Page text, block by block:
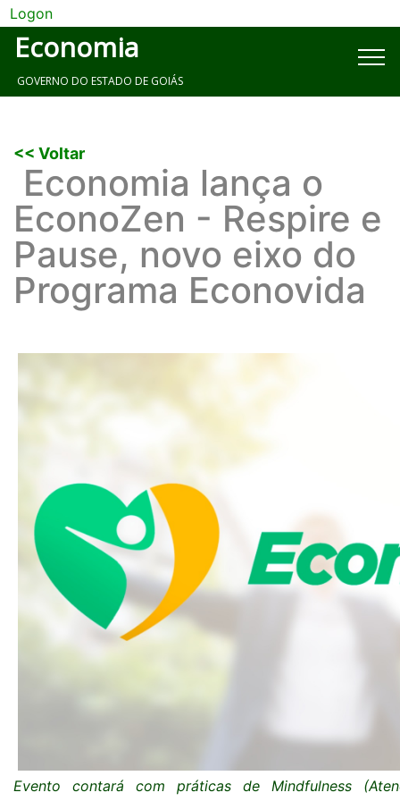
Logon
Economia
GOVERNO DO ESTADO DE GOIÁS
<< Voltar
Economia lança o
EconoZen - Respire e
Pause, novo eixo do
Programa Econovida
Evento contará com práticas de Mindfulness